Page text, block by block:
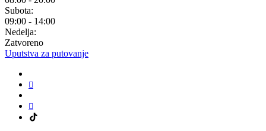
Subota:
09:00 - 14:00
Nedelja:
Zatvoreno
Uputstva za putovanje